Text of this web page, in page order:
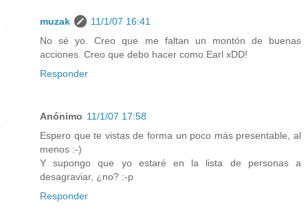
muzak
11/1/07 16:41
No sé yo. Creo que me faltan un montón de buenas
acciones. Creo que debo hacer como Earl xDD!
Responder
Anónimo 11/1/07 17:58
Espero que te vistas de forma un poco más presentable, al
menos :-)
Y supongo que yo estaré en la lista de personas a
desagraviar, ¿no? :-p
Responder